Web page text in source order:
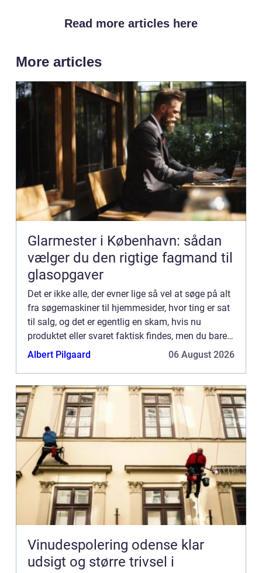
Read more articles here
More articles
Glarmester i København: sådan
vælger du den rigtige fagmand til
glasopgaver
Det er ikke alle, der evner lige så vel at søge på alt
fra søgemaskiner til hjemmesider, hvor ting er sat
til salg, og det er egentlig en skam, hvis nu
produktet eller svaret faktisk findes, men du bare
søger forkert ...
Albert Pilgaard 06 August 2026
Vinudespolering odense klar
udsigt og større trivsel i